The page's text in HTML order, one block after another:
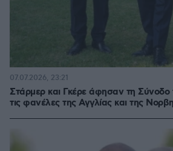
Στάρμερ και Γκέρε άφησαν τη
τις φανέλες της Αγγλίας και της
07.07.2026, 23:21